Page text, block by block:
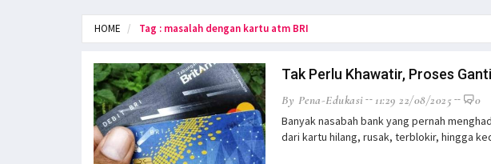
HOME Tag : masalah dengan kartu atm BRI
Tak Perlu Khawatir, Proses
By Pena-Edukasi 11:29 22/08/2025
0
Banyak nasabah bank yang pernah
dari kartu hilang, rusak, terblokir, hingga